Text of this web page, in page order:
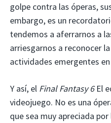
golpe contra las óperas,
embargo, es un
tendemos a aferrarnos a
arriesgarnos a reconocer
actividades emergentes en
Y así, el Final Fantasy 6El
videojuego. No es una
que sea muy apreciada